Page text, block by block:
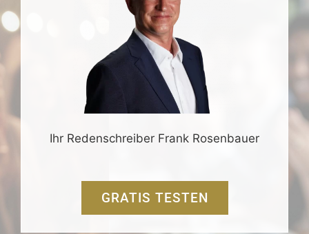
Ihr Redenschreiber Frank Rosenbauer
GRATIS TESTEN